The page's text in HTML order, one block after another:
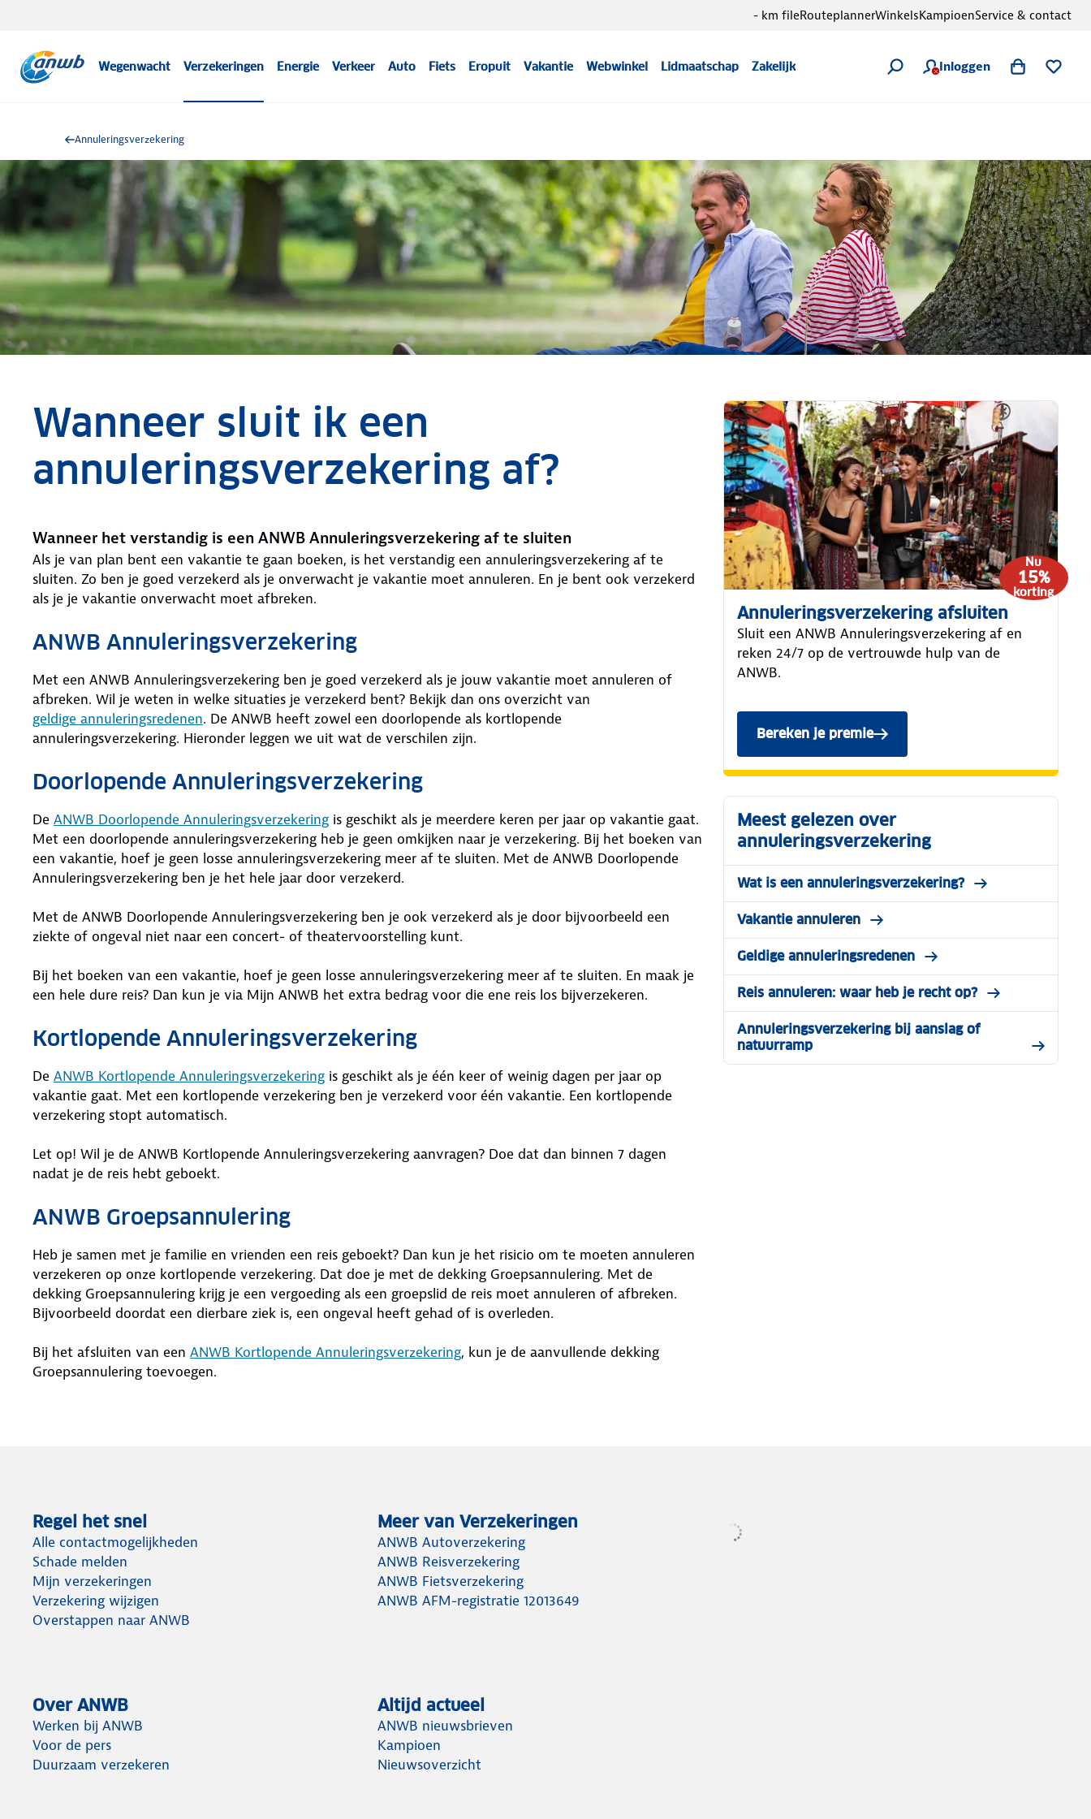
Wegenwacht Verzekeringen Energie Verkeer Auto Fiets Eropuit Vakantie Webwinkel Lidmaatschap Zakelijk Inloggen
- km fileRouteplannerWinkelsKampioenService & contact
Annuleringsverzekering
Wanneer sluit ik een
annuleringsverzekering af?
Wanneer het verstandig is een ANWB Annuleringsverzekering af te sluiten
Als je van plan bent een vakantie te gaan boeken, is het verstandig een annuleringsverzekering af te
sluiten. Zo ben je goed verzekerd als je onverwacht je vakantie moet annuleren. En je bent ook verzekerd
als je je vakantie onverwacht moet afbreken.
ANWB Annuleringsverzekering
Met een ANWB Annuleringsverzekering ben je goed verzekerd als je jouw vakantie moet annuleren of
afbreken. Wil je weten in welke situaties je verzekerd bent? Bekijk dan ons overzicht van
geldige annuleringsredenen. De ANWB heeft zowel een doorlopende als kortlopende
annuleringsverzekering. Hieronder leggen we uit wat de verschilen zijn.
Doorlopende Annuleringsverzekering
De ANWB Doorlopende Annuleringsverzekering is geschikt als je meerdere keren per jaar op vakantie gaat.
Met een doorlopende annuleringsverzekering heb je geen omkijken naar je verzekering. Bij het boeken van
een vakantie, hoef je geen losse annuleringsverzekering meer af te sluiten. Met de ANWB Doorlopende
Annuleringsverzekering ben je het hele jaar door verzekerd.
Met de ANWB Doorlopende Annuleringsverzekering ben je ook verzekerd als je door bijvoorbeeld een
ziekte of ongeval niet naar een concert- of theatervoorstelling kunt.
Bij het boeken van een vakantie, hoef je geen losse annuleringsverzekering meer af te sluiten. En maak je
een hele dure reis? Dan kun je via Mijn ANWB het extra bedrag voor die ene reis los bijverzekeren.
Kortlopende Annuleringsverzekering
De ANWB Kortlopende Annuleringsverzekering is geschikt als je één keer of weinig dagen per jaar op
vakantie gaat. Met een kortlopende verzekering ben je verzekerd voor één vakantie. Een kortlopende
verzekering stopt automatisch.
Let op! Wil je de ANWB Kortlopende Annuleringsverzekering aanvragen? Doe dat dan binnen 7 dagen
nadat je de reis hebt geboekt.
ANWB Groepsannulering
Heb je samen met je familie en vrienden een reis geboekt? Dan kun je het risicio om te moeten annuleren
verzekeren op onze kortlopende verzekering. Dat doe je met de dekking Groepsannulering. Met de
dekking Groepsannulering krijg je een vergoeding als een groepslid de reis moet annuleren of afbreken.
Bijvoorbeeld doordat een dierbare ziek is, een ongeval heeft gehad of is overleden.
Bij het afsluiten van een ANWB Kortlopende Annuleringsverzekering, kun je de aanvullende dekking
Groepsannulering toevoegen.
Nu
15%
korting
Annuleringsverzekering afsluiten
Sluit een ANWB Annuleringsverzekering af en
reken 24/7 op de vertrouwde hulp van de
ANWB.
Bereken je premievan de ANWB Annuleringsverzekering.
Meest gelezen over
annuleringsverzekering
Wat is een annuleringsverzekering?
Vakantie annuleren
Geldige annuleringsredenen
Reis annuleren: waar heb je recht op?
Annuleringsverzekering bij aanslag of
natuurramp
Regel het snel
Alle contactmogelijkheden
Schade melden
Mijn verzekeringen
Verzekering wijzigen
Overstappen naar ANWB
Meer van Verzekeringen
ANWB Autoverzekering
ANWB Reisverzekering
ANWB Fietsverzekering
ANWB AFM-registratie 12013649
Over ANWB
Werken bij ANWB
Voor de pers
Duurzaam verzekeren
Altijd actueel
ANWB nieuwsbrieven
Kampioen
Nieuwsoverzicht